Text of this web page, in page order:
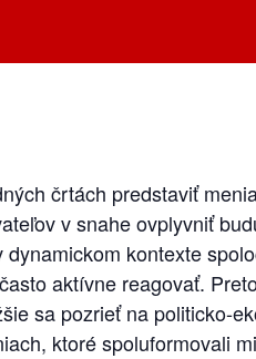
črtách predstaviť
v snahe ovplyvniť
kontexte
aktívne reagovať.
sa pozrieť na politicko-
ktoré spoluformovali